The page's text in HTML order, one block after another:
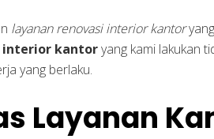
layanan renovasi interior kantor
interior kantoryang kami lakukan
yang berlaku.
Layanan